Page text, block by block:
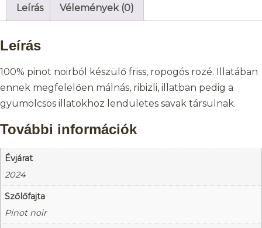
Leírás Vélemények (0)
Leírás
100% pinot noirból készülő friss, ropogós rozé. Illatában
ennek megfelelően málnás, ribizli, illatban pedig a
gyümölcsös illatokhoz lendületes savak társulnak.
További információk
Évjárat
2024
Szőlőfajta
Pinot noir